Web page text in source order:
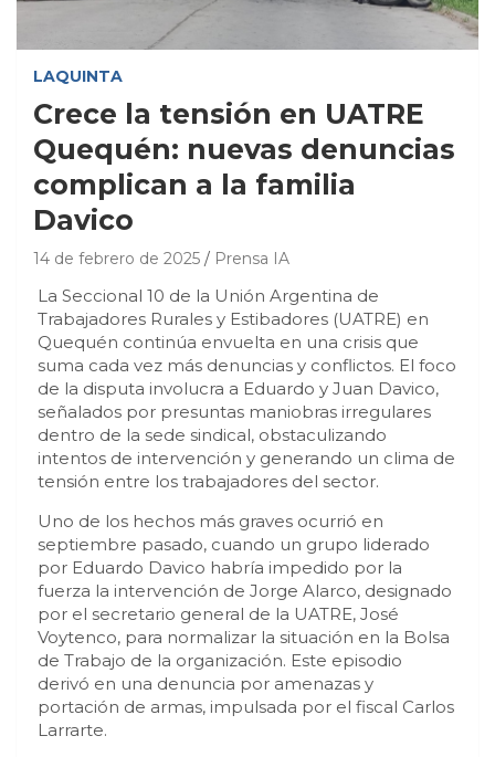
LAQUINTA
Crece la tensión en UATRE
Quequén: nuevas denuncias
complican a la familia
Davico
14 de febrero de 2025 Prensa IA
La Seccional 10 de la Unión Argentina de
Trabajadores Rurales y Estibadores (UATRE) en
Quequén continúa envuelta en una crisis que
suma cada vez más denuncias y conflictos. El foco
de la disputa involucra a Eduardo y Juan Davico,
señalados por presuntas maniobras irregulares
dentro de la sede sindical, obstaculizando
intentos de intervención y generando un clima de
tensión entre los trabajadores del sector.
Uno de los hechos más graves ocurrió en
septiembre pasado, cuando un grupo liderado
por Eduardo Davico habría impedido por la
fuerza la intervención de Jorge Alarco, designado
por el secretario general de la UATRE, José
Voytenco, para normalizar la situación en la Bolsa
de Trabajo de la organización. Este episodio
derivó en una denuncia por amenazas y
portación de armas, impulsada por el fiscal Carlos
Larrarte.